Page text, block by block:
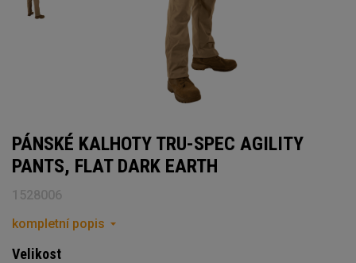
PÁNSKÉ KALHOTY TRU-SPEC AGILITY
PANTS, FLAT DARK EARTH
1528006
kompletní popis
Velikost